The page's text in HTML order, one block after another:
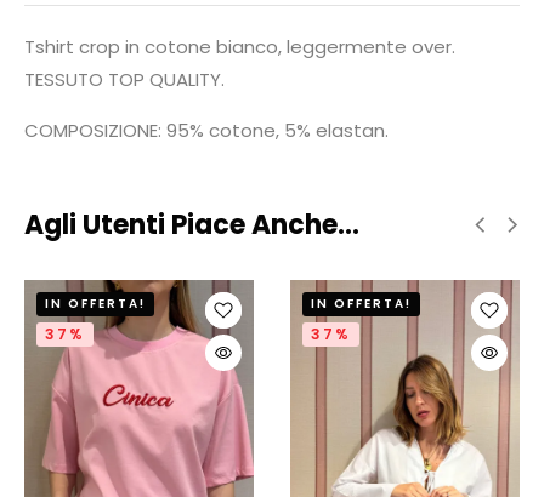
Tshirt crop in cotone bianco, leggermente over.
TESSUTO TOP QUALITY.
COMPOSIZIONE: 95% cotone, 5% elastan.
Agli Utenti Piace Anche...
IN OFFERTA!
37%
IN OFFERTA!
37%